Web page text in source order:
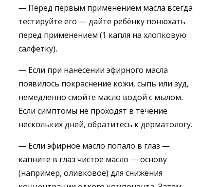
— Перед первым применением масла всегда
тестируйте его — дайте ребёнку понюхать
перед применением (1 капля на хлопковую
салфетку).
— Если при нанесении эфирного масла
появилось покраснение кожи, сыпь или зуд,
немедленно смойте масло водой с мылом.
Если симптомы не проходят в течение
нескольких дней, обратитесь к дерматологу.
— Если эфирное масло попало в глаз —
капните в глаз чистое масло — основу
(например, оливковое) для снижения